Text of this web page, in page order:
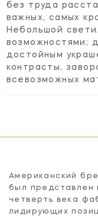
без труда
важных, самых
Небольшой
возможностями;
достойным
контрасты,
всевозможных
Американский
был представлен
четверть века
лидирующих